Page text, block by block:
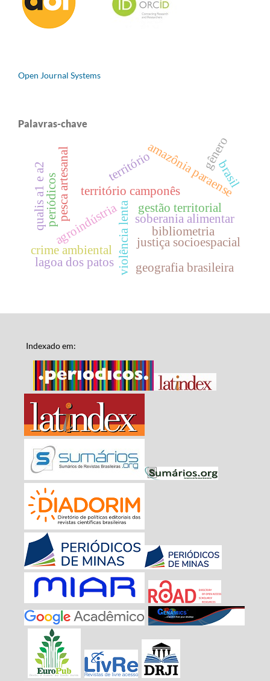
Open Journal Systems
Palavras-chave
território camponês
violência lenta
agroindústria soberania alimentar
amazônia paraense
crime ambiental
território gênero
pesca artesanal
justiça socioespacial
geografia brasileira
bibliometria
periódicos
qualis a1 e a2 gestão territorial
brasil
lagoa dos patos
Indexado em: